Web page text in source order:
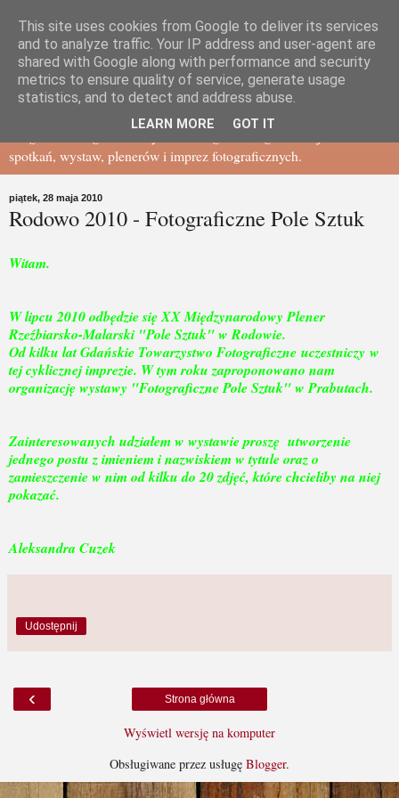
Gdańskie Towarzystwo
Fotograficzne - BLOG
spotkań, wystaw, plenerów i imprez fotograficznych.
piątek, 28 maja 2010
Rodowo 2010 - Fotograficzne Pole Sztuk
Witam.
W lipcu 2010 odbędzie się XX Międzynarodowy Plener
Rzeźbiarsko-Malarski "Pole Sztuk" w Rodowie.
Od kilku lat Gdańskie Towarzystwo Fotograficzne uczestniczy w
tej cyklicznej imprezie. W tym roku zaproponowano nam
organizację wystawy "Fotograficzne Pole Sztuk" w Prabutach.
Zainteresowanych udziałem w wystawie proszę utworzenie
jednego postu z imieniem i nazwiskiem w tytule oraz o
zamieszczenie w nim od kilku do 20 zdjęć, które chcieliby na niej
pokazać.
Aleksandra Cuzek
Udostępnij
‹ Strona główna
Wyświetl wersję na komputer
Obsługiwane przez usługę Blogger.
This site uses cookies from Google to deliver its services
and to analyze traffic. Your IP address and user-agent are
shared with Google along with performance and security
metrics to ensure quality of service, generate usage
statistics, and to detect and address abuse.
LEARN MORE GOT IT